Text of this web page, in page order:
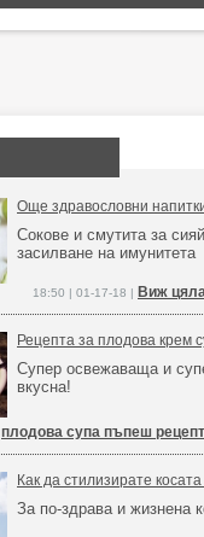
Още здравословни
Сокове и смутита за
засилване на имунитета
18:50 | 01-17-18 | Виж
Рецепта за плодова крем
Супер освежаваща и
вкусна!
плодова супа пъпеш
Как да стилизирате
За по-здрава и жизнена